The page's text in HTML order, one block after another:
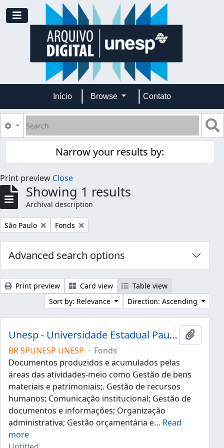
Skip to main content
Toggle navigation
Início Browse Contato
Search
Search options
Narrow your results by:
Print preview Close
Showing 1 results
Archival description
Remove filter:
São Paulo Remove filter:
Fonds
Advanced search options
Print preview Card view
Table view
Sort by: Relevance
Direction: Ascending
Unesp - Universidade Estadual Paulista "Júlio de Mesquita Filho"
Add to
BR SPUNESP UNESP · Fonds
Documentos produzidos e acumulados pelas
áreas das atividades-meio como Gestão de bens
materiais e patrimoniais;. Gestão de recursos
humanos; Comunicação institucional; Gestão de
documentos e informações; Organização
administrativa; Gestão orçamentária e… Read
more